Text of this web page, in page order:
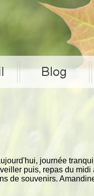
journée
puis, repas du
de souvenirs.